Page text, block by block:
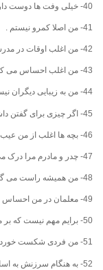
40- خیلی وفت ها دوست دارم خانه را ترک کنم .
41- من اصلا کمرو نیستم .
42- من اغلب اوقات در مدرسه احساس دلخوری می کنم .
43- من اغلب احساس می کنم که از خودم شرمنده ام .
44- من به زیبایی دیگران نیستم .
45- اگر چیزی برای گفتن داشته باشم ، معمولا آن را می گویم .
46- بچه ها اغلب از من عیب جویی می کنند .
47- چدر و مادرم مرا درک می کنند .
48- من همیشه راست می گویم .
49- معلمان در من احساس ناخوشایند بی کفایتی را به وجود می آورند .
50- برایم مهم نیست که بر من چه می گذرد .
51- من فردی شکست خورده هستم .
52- به هنگام سرزنش به اسانی ناراحت می شوم .